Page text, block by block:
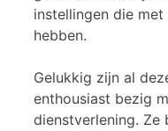
instellingen die
hebben.
Gelukkig zijn al
enthousiast bezig
dienstverlening. Ze